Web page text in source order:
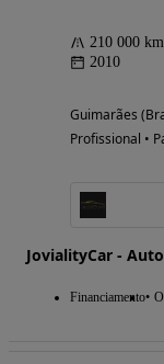
210 000 km
2010
Guimarães
Profissional •
JovialityCar -
Financiamento